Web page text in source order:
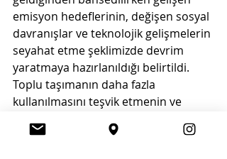
emisyon hedeflerinin, değişen sosyal
davranışlar ve teknolojik gelişmelerin
seyahat etme şeklimizde devrim
yaratmaya hazırlanıldığı belirtildi.
Toplu taşımanın daha fazla
kullanılmasını teşvik etmenin ve
değiştirmenin yanı sıra köklü